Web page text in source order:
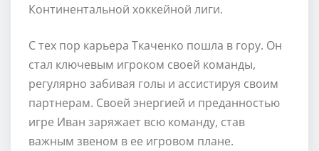
Континентальной хоккейной лиги.
С тех пор карьера Ткаченко пошла в гору. Он
стал ключевым игроком своей команды,
регулярно забивая голы и ассистируя своим
партнерам. Своей энергией и преданностью
игре Иван заряжает всю команду, став
важным звеном в ее игровом плане.